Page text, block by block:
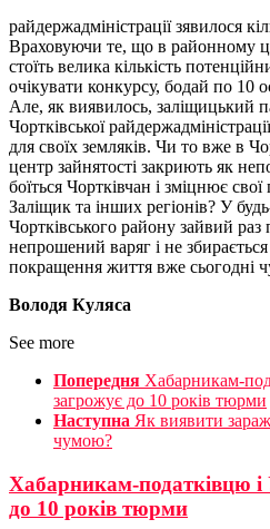
райдержадміністрації зявилося
Враховуючи те, що в районному
стоїть велика кількість
очікувати конкурсу, бодай по 10
Але, як виявилось, заліщицький
Чортківської
для своїх земляків. Чи то вже в
центр зайнятості закриють як
боїться Чортківчан і зміцнює
Заліщик та інших регіонів? У
Чортківського району зайвий
непрошений варяг і не
покращення життя вже сьогодні
Володя Куляса
See more
Попередня Хабарникам-
загрожує до 10 років тюрми
Наступна Як виявити
чумою?
Хабарникам-податківцю
до 10 років тюрми